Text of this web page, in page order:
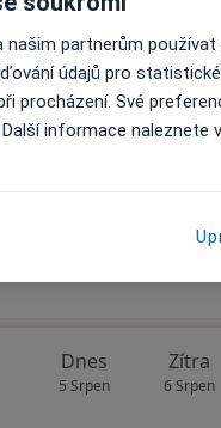
Dnes
5 Srpen
Zítra
6 Srpen
Dnes
5 Srpen
Zítra
6 Srpen
našim partnerům
údajů pro
procházení. Své
informace naleznete v